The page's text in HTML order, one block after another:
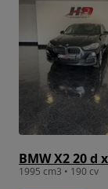
BMW X2 20 d
1995 cm3 • 190 cv